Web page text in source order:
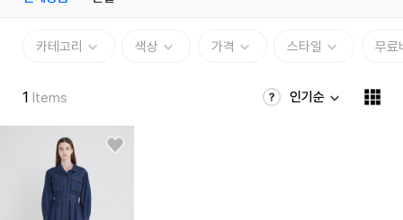
카테고리 색상 가격 스타일 무료
1 Items 인기순